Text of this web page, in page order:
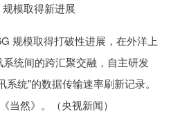
模取得新进展
规模取得打破性进展，在外洋上
统间的跨汇聚交融，自主研发
统"的数据传输速率刷新记录。
当然》。（央视新闻）